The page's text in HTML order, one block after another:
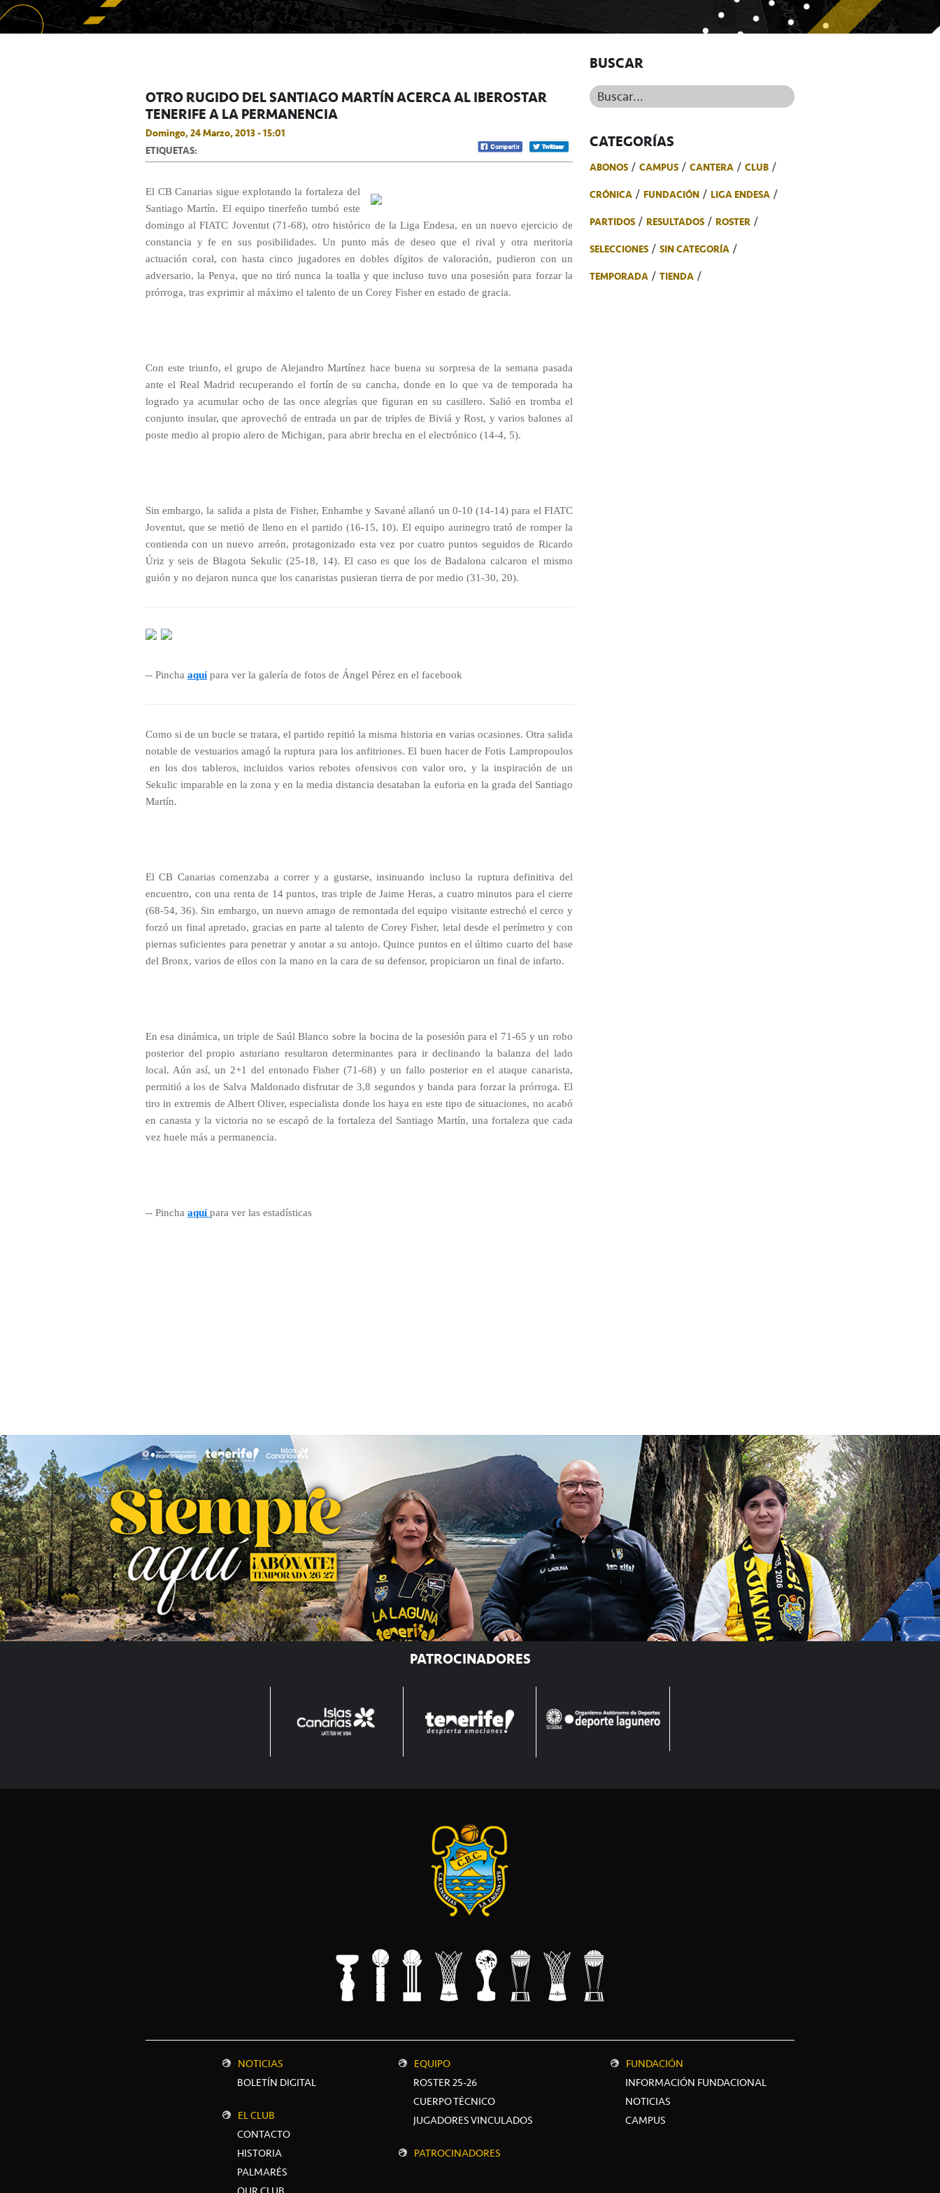
OTRO RUGIDO DEL SANTIAGO MARTÍN ACERCA AL IBEROSTAR
TENERIFE A LA PERMANENCIA
Domingo, 24 Marzo, 2013 - 15:01
ETIQUETAS:
El CB Canarias sigue explotando la fortaleza del
Santiago Martín. El equipo tinerfeño tumbó este
domingo al FIATC Joventut (71-68), otro histórico de la Liga Endesa, en un nuevo ejercicio de
constancia y fe en sus posibilidades. Un punto más de deseo que el rival y otra meritoria
actuación coral, con hasta cinco jugadores en dobles dígitos de valoración, pudieron con un
adversario, la Penya, que no tiró nunca la toalla y que incluso tuvo una posesión para forzar la
prórroga, tras exprimir al máximo el talento de un Corey Fisher en estado de gracia.
Con este triunfo, el grupo de Alejandro Martínez hace buena su sorpresa de la semana pasada
ante el Real Madrid recuperando el fortín de su cancha, donde en lo que va de temporada ha
logrado ya acumular ocho de las once alegrías que figuran en su casillero. Salió en tromba el
conjunto insular, que aprovechó de entrada un par de triples de Biviá y Rost, y varios balones al
poste medio al propio alero de Michigan, para abrir brecha en el electrónico (14-4, 5).
Sin embargo, la salida a pista de Fisher, Enhambe y Savané allanó un 0-10 (14-14) para el FIATC
Joventut, que se metió de lleno en el partido (16-15, 10). El equipo aurinegro trató de romper la
contienda con un nuevo arreón, protagonizado esta vez por cuatro puntos seguidos de Ricardo
Úriz y seis de Blagota Sekulic (25-18, 14). El caso es que los de Badalona calcaron el mismo
guión y no dejaron nunca que los canaristas pusieran tierra de por medio (31-30, 20).
-- Pincha aquípara ver la galería de fotos de Ángel Pérez en el facebook
Como si de un bucle se tratara, el partido repitió la misma historia en varias ocasiones. Otra salida
notable de vestuarios amagó la ruptura para los anfitriones. El buen hacer de Fotis Lampropoulos
en los dos tableros, incluidos varios rebotes ofensivos con valor oro, y la inspiración de un
Sekulic imparable en la zona y en la media distancia desataban la euforia en la grada del Santiago
Martín.
El CB Canarias comenzaba a correr y a gustarse, insinuando incluso la ruptura definitiva del
encuentro, con una renta de 14 puntos, tras triple de Jaime Heras, a cuatro minutos para el cierre
(68-54, 36). Sin embargo, un nuevo amago de remontada del equipo visitante estrechó el cerco y
forzó un final apretado, gracias en parte al talento de Corey Fisher, letal desde el perímetro y con
piernas suficientes para penetrar y anotar a su antojo. Quince puntos en el último cuarto del base
del Bronx, varios de ellos con la mano en la cara de su defensor, propiciaron un final de infarto.
En esa dinámica, un triple de Saúl Blanco sobre la bocina de la posesión para el 71-65 y un robo
posterior del propio asturiano resultaron determinantes para ir declinando la balanza del lado
local. Aún así, un 2+1 del entonado Fisher (71-68) y un fallo posterior en el ataque canarista,
permitió a los de Salva Maldonado disfrutar de 3,8 segundos y banda para forzar la prórroga. El
tiro in extremis de Albert Oliver, especialista donde los haya en este tipo de situaciones, no acabó
en canasta y la victoria no se escapó de la fortaleza del Santiago Martín, una fortaleza que cada
vez huele más a permanencia.
-- Pincha aquípara ver las estadísticas
BUSCAR
Buscar...
CATEGORÍAS
ABONOS CAMPUS CANTERA
CLUB
CRÓNICA
FUNDACIÓN
LIGA ENDESA
PARTIDOS
RESULTADOS
ROSTER
SELECCIONES
SIN CATEGORÍA
TEMPORADA
TIENDA
PATROCINADORES
NOTICIAS
BOLETÍN DIGITAL
EL CLUB
CONTACTO
HISTORIA
PALMARÉS
EQUIPO
ROSTER 25-26
CUERPO TÉCNICO
JUGADORES VINCULADOS
PATROCINADORES
FUNDACIÓN
INFORMACIÓN FUNDACIONAL
NOTICIAS
CAMPUS